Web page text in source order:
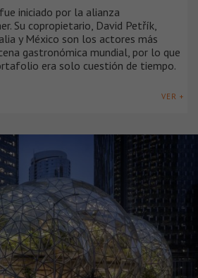
iniciado por la alianza
Su copropietario, David Petřík,
y México son los actores más
gastronómica mundial, por lo que
era solo cuestión de tiempo.
VER +